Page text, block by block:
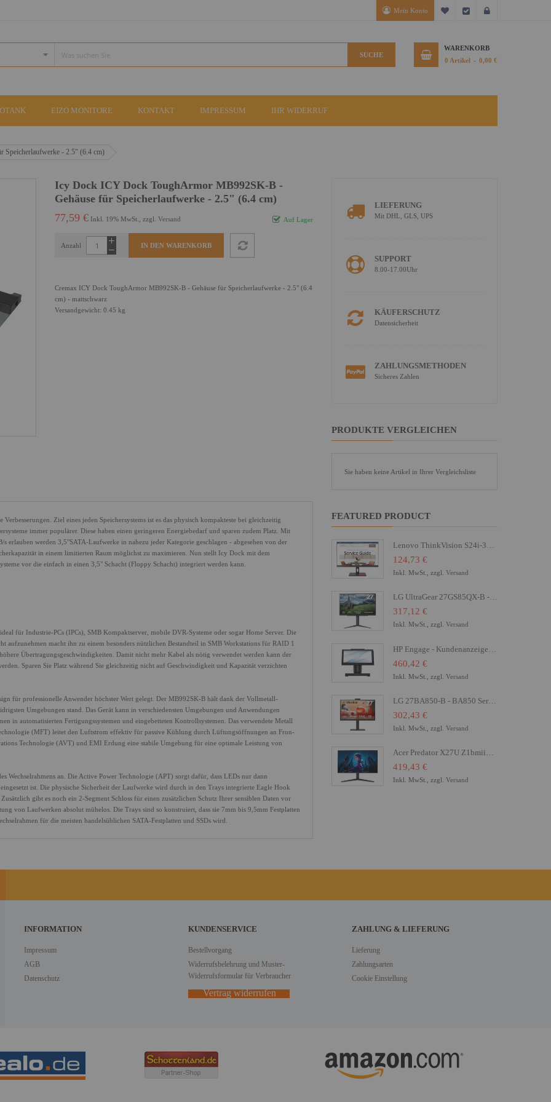
Mein Konto Mein Wunschzettel
Kasse
SUCHE
WARENKORB
0 Artikel 0,00 €
EIZO MONITORE KONTAKT IMPRESSUM IHR WIDERRUF
Speicherlaufwerke - 2.5" (6.4 cm)
Icy Dock ICY Dock ToughArmor MB992SK-B -
Gehäuse für Speicherlaufwerke - 2.5" (6.4 cm)
Auf Lager
77,59 € Inkl. 19% MwSt., zzgl. Versand
Anzahl IN DEN WARENKORB
Cremax ICY Dock ToughArmor MB992SK-B - Gehäuse für Speicherlaufwerke - 2.5" (6.4
cm) - mattschwarz
Versandgewicht: 0.45 kg
Ziel eines jeden Speichersystems ist es das physisch kompakteste bei gleichzeitig
immer populärer. Diese haben einen geringeren Energiebedarf und sparen zudem Platz. Mit
erlauben werden 3,5"SATA-Laufwerke in nahezu jeder Kategorie geschlagen - abgesehen von der
in einem limitierten Raum möglichst zu maximieren. Nun stellt Icy Dock mit dem
vor die einfach in einen 3,5" Schacht (Floppy Schacht) integriert werden kann.
für Industrie-PCs (IPCs), SMB Kompaktserver, mobile DVR-Systeme oder sogar Home Server. Die
aufzunehmen macht ihn zu einem besonders nützlichen Bestandteil in SMB Workstations für RAID 1
Übertragungsgeschwindigkeiten. Damit nicht mehr Kabel als nötig verwendet werden kann der
Sparen Sie Platz während Sie gleichzeitig nicht auf Geschwindigkeit und Kapazität verzichten
für professionelle Anwender höchster Wert gelegt. Der MB992SK-B hält dank der Vollmetall-
Umgebungen stand. Das Gerät kann in verschiedensten Umgebungen und Anwendungen
in automatisierten Fertigungssystemen und eingebetteten Kontrollsystemen. Das verwendete Metall
(MFT) leitet den Luftstrom effektiv für passive Kühlung durch Lüftungsöffnungen an Fron-
Technologie (AVT) und EMI Erdung eine stabile Umgebung für eine optimale Leistung von
Wechselrahmens an. Die Active Power Technologie (APT) sorgt dafür, dass LEDs nur dann
ist. Die physische Sicherheit der Laufwerke wird durch in den Trays integrierte Eagle Hook
gibt es noch ein 2-Segment Schloss für einen zusätzlichen Schutz Ihrer sensiblen Daten vor
von Laufwerken absolut mühelos. Die Trays sind so konstruiert, dass sie 7mm bis 9,5mm Festplatten
für die meisten handelsüblichen SATA-Festplatten und SSDs wird.
LIEFERUNG
Mit DHL, GLS, UPS
SUPPORT
8.00-17.00Uhr
KÄUFERSCHUTZ
Datensicherheit
ZAHLUNGSMETHODEN
Sicheres Zahlen
PRODUKTE VERGLEICHEN
Sie haben keine Artikel in Ihrer Vergleichsliste
FEATURED PRODUCT
Lenovo ThinkVision S24i-30 - LED-Monitor - 61 cm (24")
124,73 €
Inkl. MwSt., zzgl. Versand
LG UltraGear 27GS85QX-B - LED-Monitor - Gaming - 68.4 cm (27")
317,12 €
Inkl. MwSt., zzgl. Versand
460,42 €
Inkl. MwSt., zzgl. Versand
302,43 €
Inkl. MwSt., zzgl. Versand
Acer Predator X27U Z1bmiiprx - X Series - OLED-Monitor - Gaming - 68.6 cm (27")
419,43 €
Inkl. MwSt., zzgl. Versand
INFORMATION
Impressum
AGB
Datenschutz
KUNDENSERVICE
Bestellvorgang
Widerrufsbelehrung und Muster-
Widerrufsformular für Verbraucher
Vertrag widerrufen
ZAHLUNG & LIEFERUNG
Lieferung
Zahlungsarten
Cookie Einstellung